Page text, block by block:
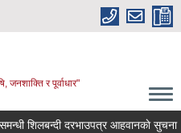
जनशाक्ति र पूर्वाधार"
शिलबन्दी दरभाउपत्र आहवानकाे सुचना